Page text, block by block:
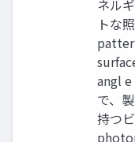
ネル
トな
angl
で、
持つ